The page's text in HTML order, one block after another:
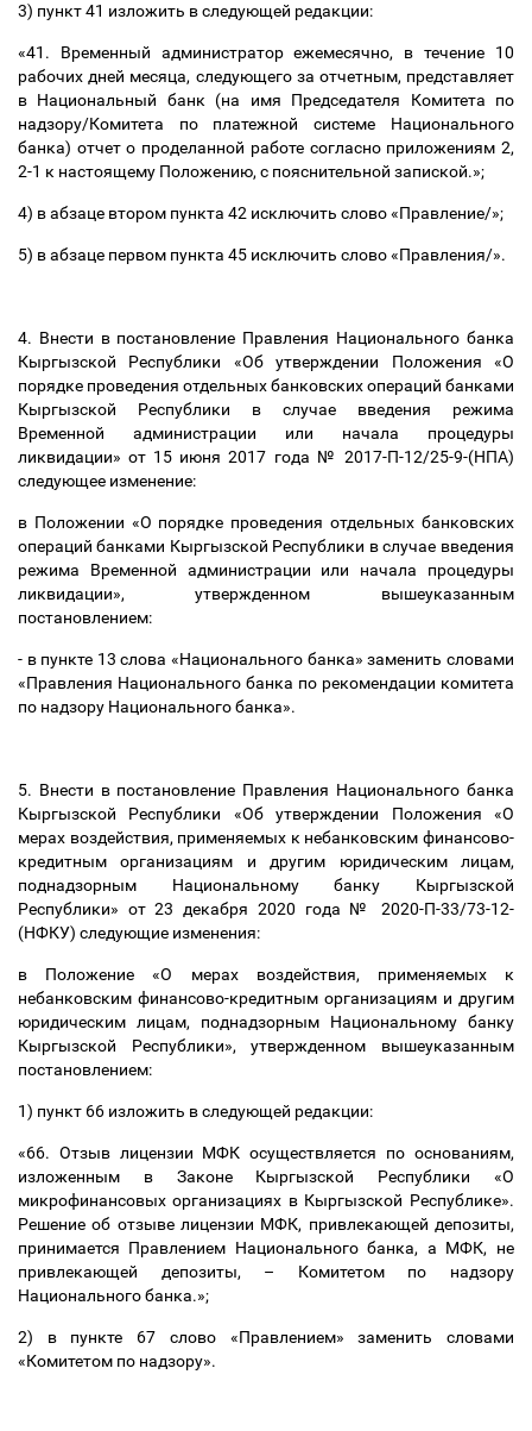
3) пункт 41 изложить в следующей редакции:
«41. Временный администратор ежемесячно, в течение 10
рабочих дней месяца, следующего за отчетным, представляет
в Национальный банк (на имя Председателя Комитета по
надзору/Комитета по платежной системе Национального
банка) отчет о проделанной работе согласно приложениям 2,
2-1 к настоящему Положению, с пояснительной запиской.»;
4) в абзаце втором пункта 42 исключить слово «Правление/»;
5) в абзаце первом пункта 45 исключить слово «Правления/».
4. Внести в постановление Правления Национального банка
Кыргызской Республики «Об утверждении Положения «О
порядке проведения отдельных банковских операций банками
Кыргызской Республики в случае введения режима
Временной администрации или начала процедуры
ликвидации» от 15 июня 2017 года № 2017-П-12/25-9-(НПА)
следующее изменение:
в Положении «О порядке проведения отдельных банковских
операций банками Кыргызской Республики в случае введения
режима Временной администрации или начала процедуры
ликвидации», утвержденном вышеуказанным
постановлением:
- в пункте 13 слова «Национального банка» заменить словами
«Правления Национального банка по рекомендации комитета
по надзору Национального банка».
5. Внести в постановление Правления Национального банка
Кыргызской Республики «Об утверждении Положения «О
мерах воздействия, применяемых к небанковским финансово-
кредитным организациям и другим юридическим лицам,
поднадзорным Национальному банку Кыргызской
Республики» от 23 декабря 2020 года № 2020-П-33/73-12-
(НФКУ) следующие изменения:
в Положение «О мерах воздействия, применяемых к
небанковским финансово-кредитным организациям и другим
юридическим лицам, поднадзорным Национальному банку
Кыргызской Республики», утвержденном вышеуказанным
постановлением:
1) пункт 66 изложить в следующей редакции:
«66. Отзыв лицензии МФК осуществляется по основаниям,
изложенным в Законе Кыргызской Республики «О
микрофинансовых организациях в Кыргызской Республике».
Решение об отзыве лицензии МФК, привлекающей депозиты,
принимается Правлением Национального банка, а МФК, не
привлекающей депозиты, – Комитетом по надзору
Национального банка.»;
2) в пункте 67 слово «Правлением» заменить словами
«Комитетом по надзору».